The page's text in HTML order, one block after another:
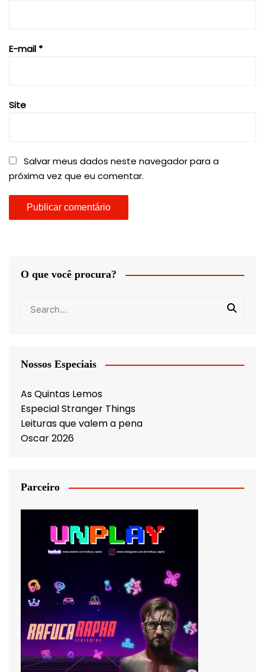
E-mail *
Site
Salvar meus dados neste navegador para a
próxima vez que eu comentar.
O que você procura?
Nossos Especiais
As Quintas Lemos
Especial Stranger Things
Leituras que valem a pena
Oscar 2026
Parceiro